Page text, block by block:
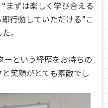
まずは楽しく学び合える
行動していただける”こ
。
ーという経歴をお持ちの
笑顔がとても素敵でし